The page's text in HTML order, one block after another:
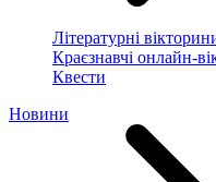
Літературні
Краєзнавчі онлайн-
Квести
Новини